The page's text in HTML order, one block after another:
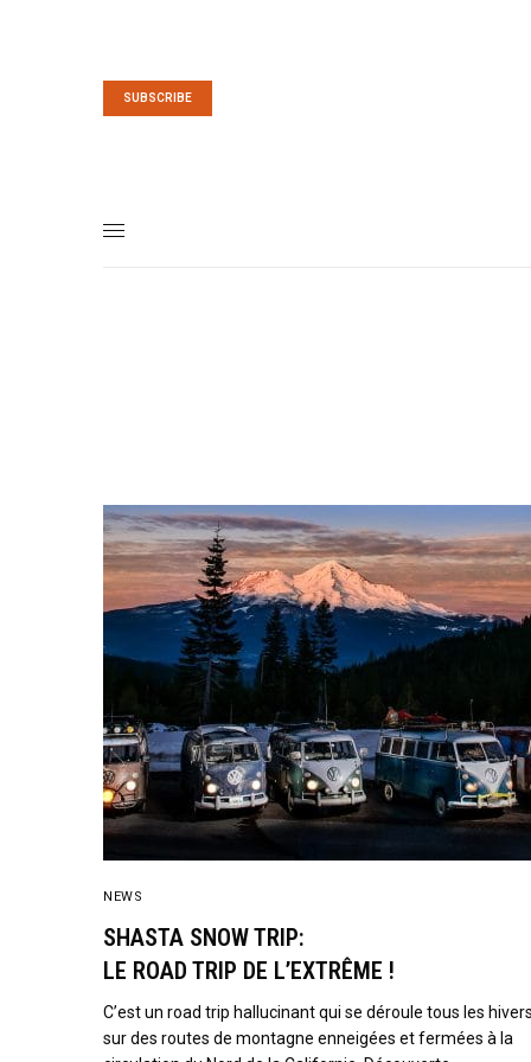
SUBSCRIBE
NEWS
SHASTA SNOW TRIP:
LE ROAD TRIP DE L’EXTRÊME !
C’est un road trip hallucinant qui se déroule tous les
sur des routes de montagne enneigées et fermées à la